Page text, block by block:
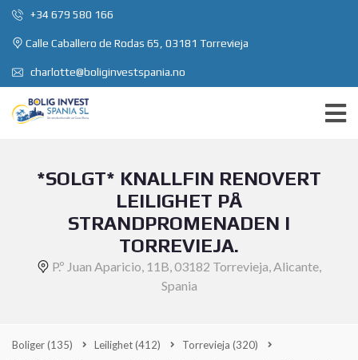
+34 679 580 166
Calle Caballero de Rodas 65, 03181 Torrevieja
charlotte@boliginvestspania.no
*SOLGT* KNALLFIN RENOVERT
LEILIGHET PÅ
STRANDPROMENADEN I
TORREVIEJA.
P.º Juan Aparicio, 11B, 03182 Torrevieja, Alicante,
Spania
Boliger(135) Leilighet(412) Torrevieja (320)